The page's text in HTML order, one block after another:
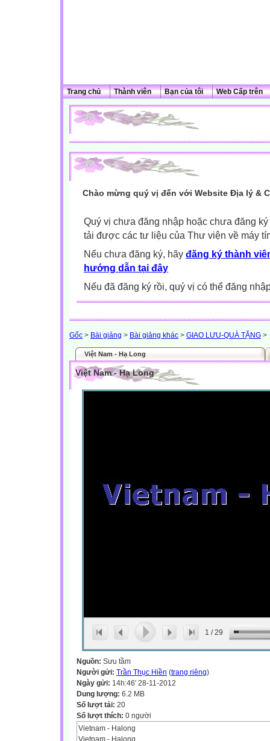
Trang chủ Thành viên Bạn của tôi Web Cấp trên
Chào mừng quý vị đến với Website Địa lý &
Quý vị chưa đăng nhập hoặc chưa đăng
tải được các tư liệu của Thư viện về máy
Nếu chưa đăng ký, hãy đăng ký thành
hướng dẫn tại đây
Nếu đã đăng ký rồi, quý vị có thể đăng
Gốc > Bài giảng > Bài giảng khác > GIAO LƯU-QUÀ TẶNG >
Việt Nam - Hạ Long
Việt Nam - Hạ Long
1 /29
Nguồn: Sưu tầm
Người gửi: Trần Thục Hiền (trang riêng)
Ngày gửi: 14h:46' 28-11-2012
Dung lượng: 6.2 MB
Số lượt tải: 20
Số lượt thích: 0 người
Vietnam - Halong
Vietnam - Halong